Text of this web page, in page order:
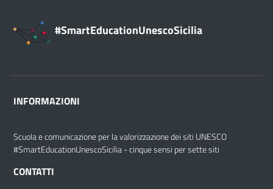
#SmartEducationUnescoSicilia
INFORMAZIONI
Scuola e comunicazione per la valorizzazione dei siti UNESCO
#SmartEducationUnescoSicilia - cinque sensi per sette siti
CONTATTI